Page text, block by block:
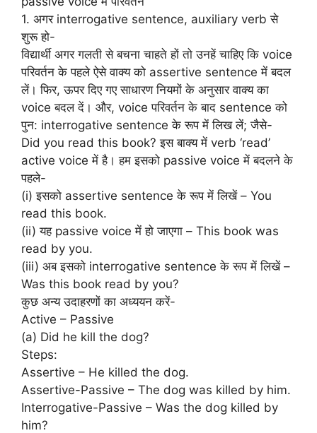
1. अगर interrogative sentence, auxiliary verb से
शुरू हो-
विद्यार्थी अगर गलती से बचना चाहते हों तो उनहें चाहिए कि voice
परिवर्तन के पहले ऐसे वाक्य को assertive sentence में बदल
लें। फिर, ऊपर दिए गए साधारण नियमों के अनुसार वाक्य का
voice बदल दें। और, voice परिवर्तन के बाद sentence को
पुन: interrogative sentence के रूप में लिख लें; जैसे-
Did you read this book? इस बाक्य में verb ‘read’
active voice में है। हम इसको passive voice में बदलने के
पहले-
(i) इसको assertive sentence के रूप में लिखें – You
read this book.
(ii) यह passive voice में हो जाएगा – This book was
read by you.
(iii) अब इसको interrogative sentence के रूप में लिखें –
Was this book read by you?
कुछ अन्य उदाहरणों का अध्ययन करें-
Active – Passive
(a) Did he kill the dog?
Steps:
Assertive – He killed the dog.
Assertive-Passive – The dog was killed by him.
Interrogative-Passive – Was the dog killed by
him?